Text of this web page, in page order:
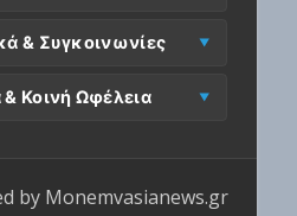
27323 60500
27323 60019
27323 60031
& Συγκοινωνίες
27320 61266
(Σταθμός
27320 22209
& Κοινή Ωφέλεια
by Monemvasianews.gr